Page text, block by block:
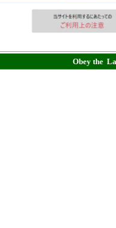
Obey the